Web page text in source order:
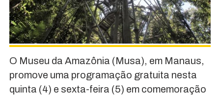
O Museu da Amazônia (Musa), em Manaus,
promove uma programação gratuita nesta
quinta (4) e sexta-feira (5) em comemoração